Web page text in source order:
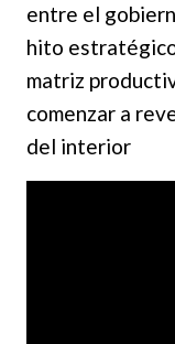
entre el
hito
matriz
comenzar a
del interior